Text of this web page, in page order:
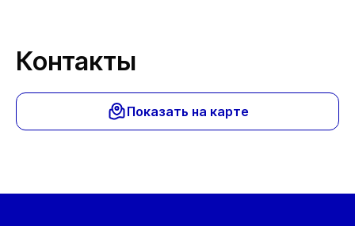
Контакты
Показать на карте